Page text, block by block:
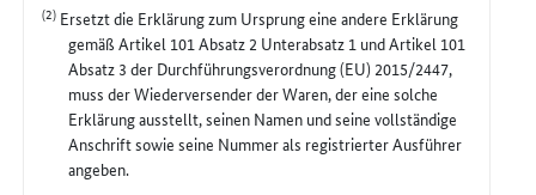
(2) Ersetzt die Erklärung zum Ursprung eine andere Erklärung
gemäß Artikel 101 Absatz 2 Unterabsatz 1 und Artikel 101
Absatz 3 der Durchführungsverordnung (EU) 2015/2447,
muss der Wiederversender der Waren, der eine solche
Erklärung ausstellt, seinen Namen und seine vollständige
Anschrift sowie seine Nummer als registrierter Ausführer
angeben.